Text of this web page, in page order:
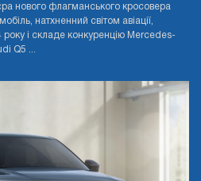
нового флагманського кросовера
натхненний світом авіації,
і складе конкуренцію Mercedes-
Q5 ...